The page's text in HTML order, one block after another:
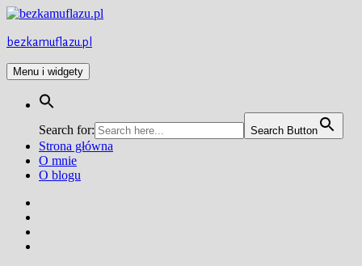
Przejdź
treści
bezkamuflazu.pl
Menu i widgety
Search for: Search Button
Strona główna
O mnie
O blogu